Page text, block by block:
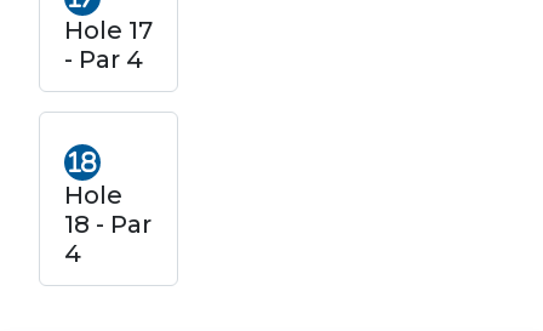
Hole 17
- Par 4
Hole
18 - Par
4